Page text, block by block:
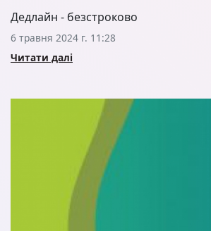
Дедлайн - безстроково
6 травня 2024 г. 11:28
Читати далі